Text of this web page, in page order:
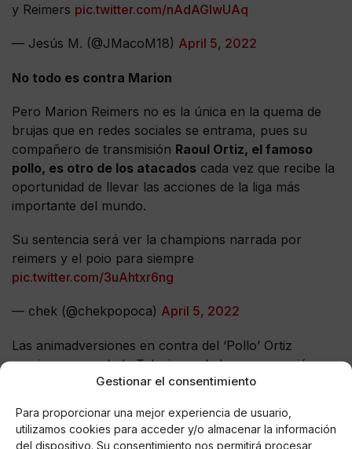
Gestionar el consentimiento
Para proporcionar una mejor experiencia de usuario,
utilizamos cookies para acceder y/o almacenar la información
del dispositivo. Su consentimiento nos permitirá procesar
y Reimers pic.twitter.com/nAdAGlwUAq
— Jesús M. (@JMacoM18) April 5, 2022
No todo es contra Marion
Pero Marion Reimers no es la única en la quema de
brujas que en redes sociales se entrama, pues su
compañero de transmisión Raoul Ortiz, el famoso
pollo, es otro de los atacados cada vez que recibe la
oportunidad de llevar las acciones de la liga más
importante del mundo.
Su sentencia será ver la champions narrada por
reimers y el poio para siempre
pic.twitter.com/3uAhtxr6ng
— chek (@chekpopoca) April 5, 2022
Las animadversiones en contra del ‘Pollo’ Ortiz
surgieron cuando la Televisora de la que emergió,
Televisa, intentó ponerlo a él y aAndrés Vaca en
TV Azteca,Christian Martinoli y Luis García en las
vísperas del mundial de Brasil 2014.